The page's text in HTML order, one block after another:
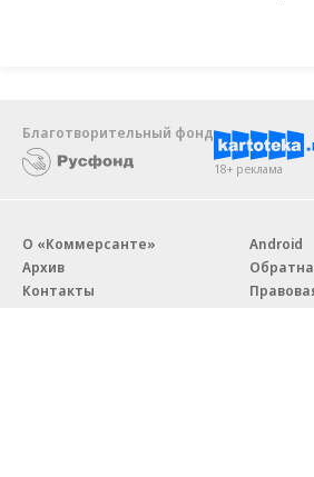
Благотворительный фонд
18+ реклама
О «Коммерсанте»
Архив
Контакты
Android